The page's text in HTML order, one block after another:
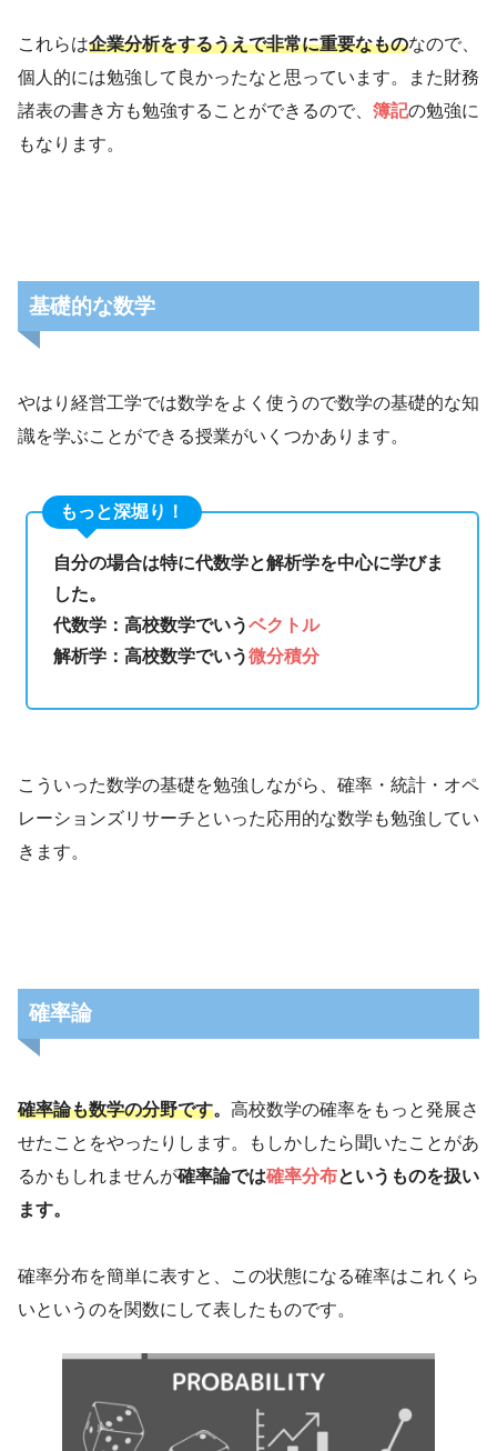
これらは企業分析をするうえで非常に重要なものなので、
個人的には勉強して良かったなと思っています。また財務
諸表の書き方も勉強することができるので、 簿記の勉強に
もなります。
基礎的な数学
やはり経営工学では数学をよく使うので数学の基礎的な知
識を学ぶことができる授業がいくつかあります。
もっと深堀り！
自分の場合は特に代数学と解析学を中心に学びま
した。
代数学：高校数学でいうベクトル
解析学：高校数学でいう微分積分
こういった数学の基礎を勉強しながら、確率・統計・オペ
レーションズリサーチといった応用的な数学も勉強してい
きます。
確率論
確率論も数学の分野です。 高校数学の確率をもっと発展さ
せたことをやったりします。もしかしたら聞いたことがあ
るかもしれませんが確率論では確率分布というものを扱い
ます。
確率分布を簡単に表すと、この状態になる確率はこれくら
いというのを関数にして表したものです。